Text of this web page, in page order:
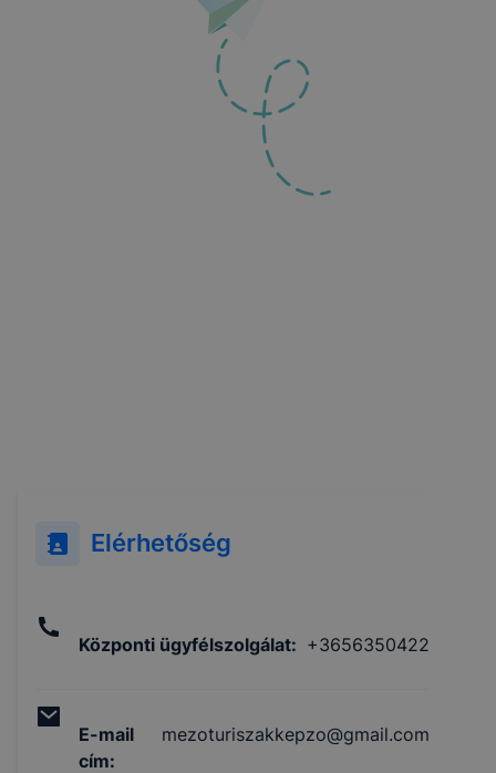
Elérhetőség
Központi ügyfélszolgálat: +3656350422
E-mail
cím:
mezoturiszakkepzo@gmail.com